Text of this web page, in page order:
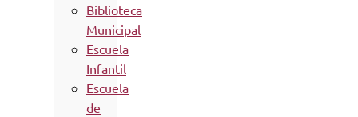
Biblioteca
Municipal
Escuela
Infantil
Escuela
de